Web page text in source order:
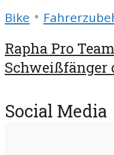
Bike •
Rapha Pro
Schweißfänger
Social Media